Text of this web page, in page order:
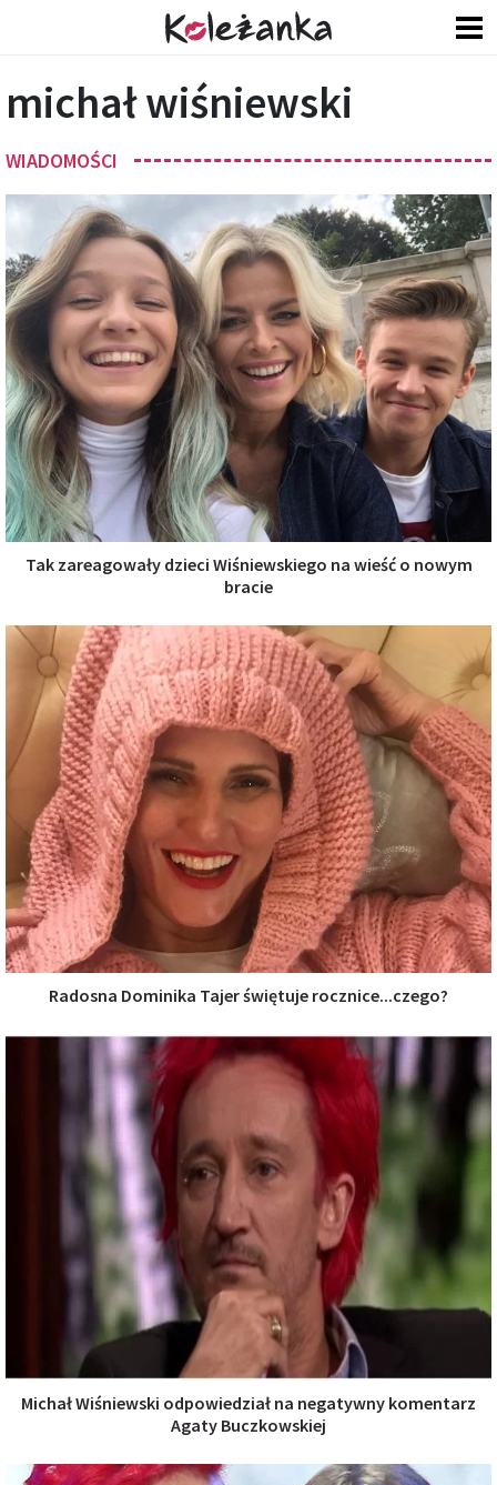
michał wiśniewski
WIADOMOŚCI
Tak zareagowały dzieci Wiśniewskiego na wieść o nowym
bracie
Radosna Dominika Tajer świętuje rocznice...czego?
Michał Wiśniewski odpowiedział na negatywny komentarz
Agaty Buczkowskiej